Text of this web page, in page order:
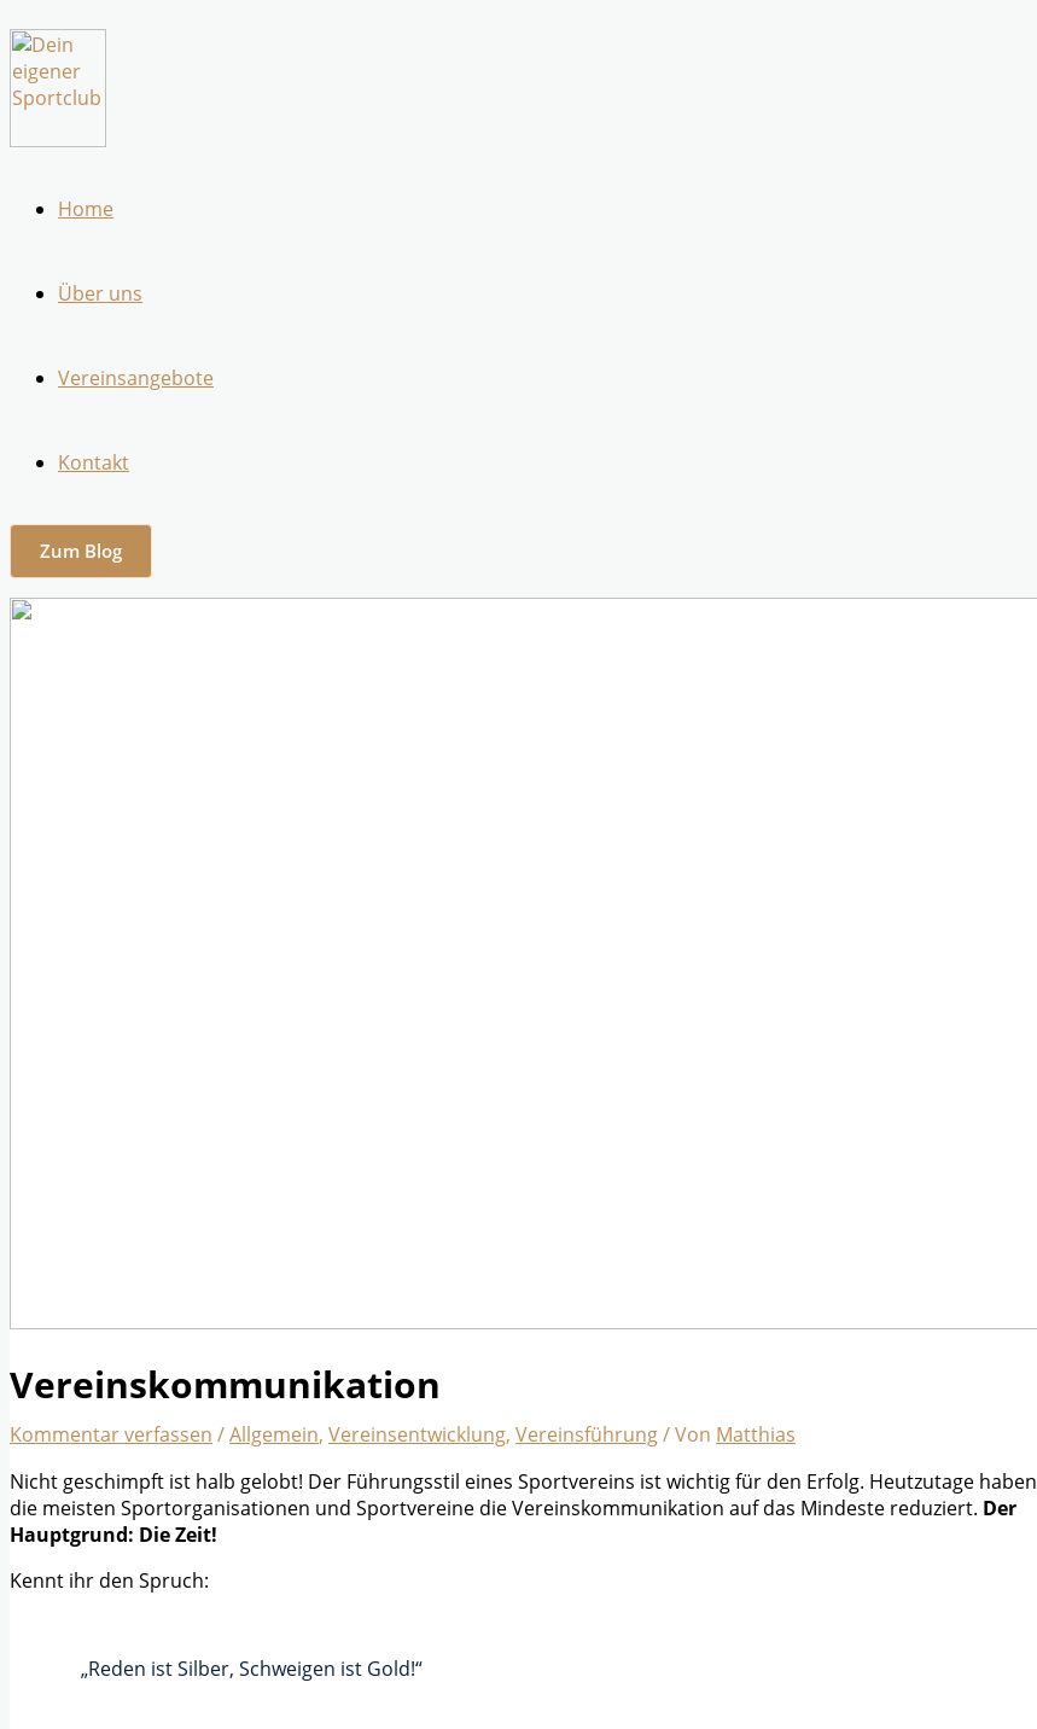
Inhalt
springen
Home
Über uns
Vereinsangebote
Kontakt
Zum Blog
Vereinskommunikation
Kommentar verfassen /Allgemein, Vereinsentwicklung, Vereinsführung/ Von Matthias
Nicht geschimpft ist halb gelobt! Der Führungsstil eines Sportvereins ist wichtig für den Erfolg. Heutzutage haben
die meisten Sportorganisationen und Sportvereine die Vereinskommunikation auf das Mindeste reduziert. Der
Hauptgrund: Die Zeit!
Kennt ihr den Spruch:
„Reden ist Silber, Schweigen ist Gold!“